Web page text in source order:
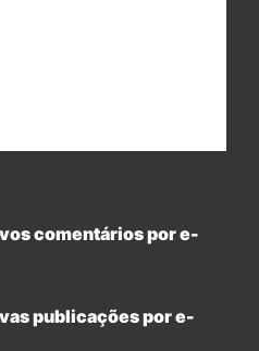
comentários por e-
publicações por e-